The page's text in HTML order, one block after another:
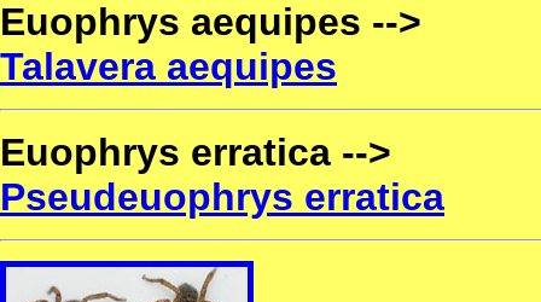
Euophrys aequipes -->
Talavera aequipes
Euophrys erratica -->
Pseudeuophrys erratica